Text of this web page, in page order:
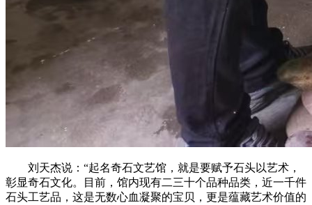
刘天杰说：“起名奇石文艺馆，就是要赋予石头以艺术，
彰显奇石文化。目前，馆内现有二三十个品种品类，近一千件
石头工艺品，这是无数心血凝聚的宝贝，更是蕴藏艺术价值的